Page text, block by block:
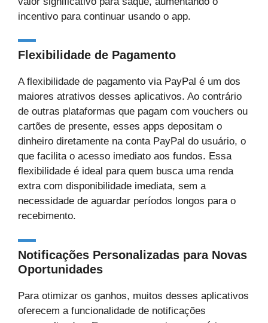
incentivo para continuar usando o app.
Flexibilidade de Pagamento
A flexibilidade de pagamento via PayPal é um dos
maiores atrativos desses aplicativos. Ao contrário
de outras plataformas que pagam com vouchers ou
cartões de presente, esses apps depositam o
dinheiro diretamente na conta PayPal do usuário, o
que facilita o acesso imediato aos fundos. Essa
flexibilidade é ideal para quem busca uma renda
extra com disponibilidade imediata, sem a
necessidade de aguardar períodos longos para o
recebimento.
Notificações Personalizadas para Novas
Oportunidades
Para otimizar os ganhos, muitos desses aplicativos
oferecem a funcionalidade de notificações